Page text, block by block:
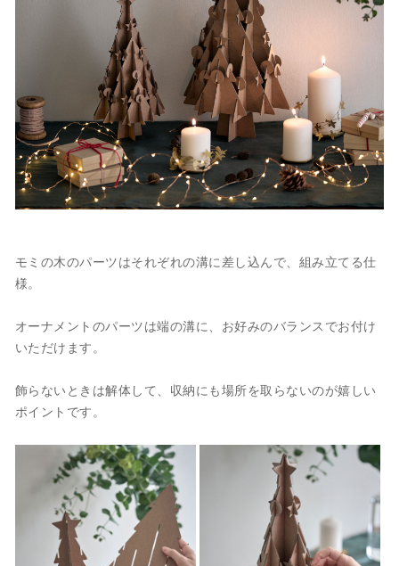
モミの木のパーツはそれぞれの溝に差し込んで、組み立てる仕
様。
オーナメントのパーツは端の溝に、お好みのバランスでお付け
いただけます。
飾らないときは解体して、収納にも場所を取らないのが嬉しい
ポイントです。